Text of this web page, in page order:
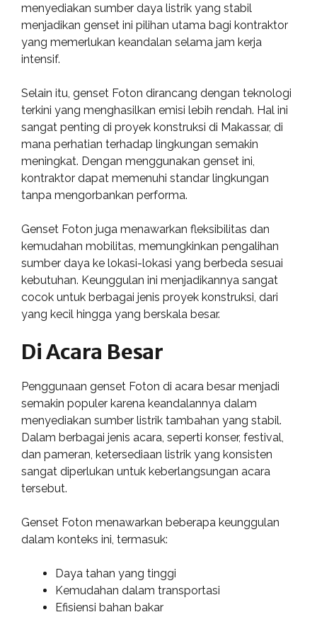
menyediakan sumber daya listrik yang stabil
menjadikan genset ini pilihan utama bagi kontraktor
yang memerlukan keandalan selama jam kerja
intensif.
Selain itu, genset Foton dirancang dengan teknologi
terkini yang menghasilkan emisi lebih rendah. Hal ini
sangat penting di proyek konstruksi di Makassar, di
mana perhatian terhadap lingkungan semakin
meningkat. Dengan menggunakan genset ini,
kontraktor dapat memenuhi standar lingkungan
tanpa mengorbankan performa.
Genset Foton juga menawarkan fleksibilitas dan
kemudahan mobilitas, memungkinkan pengalihan
sumber daya ke lokasi-lokasi yang berbeda sesuai
kebutuhan. Keunggulan ini menjadikannya sangat
cocok untuk berbagai jenis proyek konstruksi, dari
yang kecil hingga yang berskala besar.
Di Acara Besar
Penggunaan genset Foton di acara besar menjadi
semakin populer karena keandalannya dalam
menyediakan sumber listrik tambahan yang stabil.
Dalam berbagai jenis acara, seperti konser, festival,
dan pameran, ketersediaan listrik yang konsisten
sangat diperlukan untuk keberlangsungan acara
tersebut.
Genset Foton menawarkan beberapa keunggulan
dalam konteks ini, termasuk:
Daya tahan yang tinggi
Kemudahan dalam transportasi
Efisiensi bahan bakar